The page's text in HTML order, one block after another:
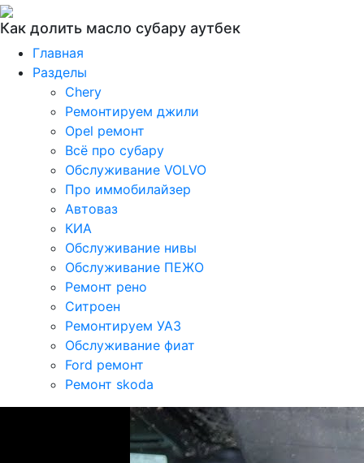
Как долить масло субару аутбек
Главная
Разделы
Chery
Ремонтируем джили
Opel ремонт
Всё про субару
Обслуживание VOLVO
Про иммобилайзер
Автоваз
КИА
Обслуживание нивы
Обслуживание ПЕЖО
Ремонт рено
Ситроен
Ремонтируем УАЗ
Обслуживание фиат
Ford ремонт
Ремонт skoda